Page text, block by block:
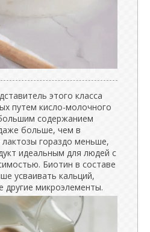
этого класса
путем кисло-молочного
содержанием
больше, чем в
гораздо меньше,
идеальным для людей с
Биотин в составе
усваивать кальций,
микроэлементы.